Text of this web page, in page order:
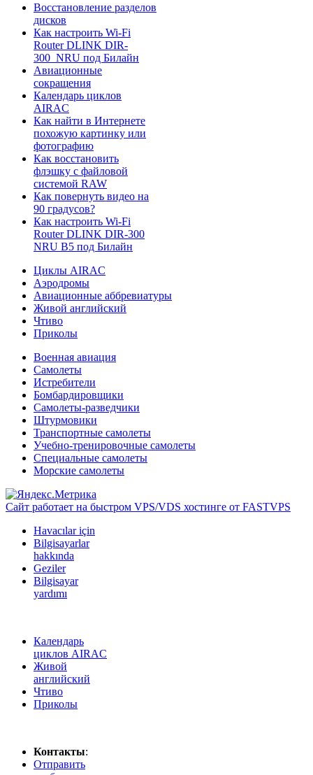
Восстановление разделов
дисков
Как настроить Wi-Fi
Router DLINK DIR-
300_NRU под Билайн
Авиационные
сокращения
Календарь циклов
AIRAC
Как найти в Интернете
похожую картинку или
фотографию
Как восстановить
флэшку с файловой
системой RAW
Как повернуть видео на
90 градусов?
Как настроить Wi-Fi
Router DLINK DIR-300
NRU B5 под Билайн
Циклы AIRAC
Аэродромы
Авиационные аббревиатуры
Живой английский
Чтиво
Приколы
Военная авиация
Самолеты
Истребители
Бомбардировщики
Самолеты-разведчики
Штурмовики
Транспортные самолеты
Учебно-тренировочные самолеты
Специальные самолеты
Морские самолеты
Сайт работает на быстром VPS/VDS хостинге от FASTVPS
Havacılar için
Bilgisayarlar
hakkında
Geziler
Bilgisayar
yardımı
Календарь
циклов AIRAC
Живой
английский
Чтиво
Приколы
Контакты:
Отправить